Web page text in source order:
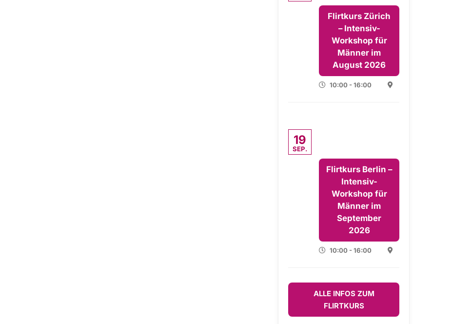
Flirtkurs Zürich
– Intensiv-
Workshop für
Männer im
August 2026
10:00 - 16:00
19
SEP.
Flirtkurs Berlin –
Intensiv-
Workshop für
Männer im
September
2026
10:00 - 16:00
ALLE INFOS ZUM
FLIRTKURS